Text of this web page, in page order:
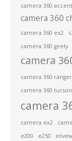
camera 360 accent
camera 360
camera 360 ex2
camera 360 geely
camera
camera 360 ranger
camera 360 tucson
camera
camera ex2
e200 e250